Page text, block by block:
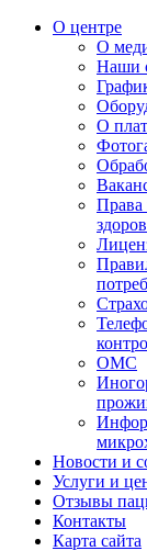
О центре
О
Наши
О
Права
ОМС
Новости и
Услуги и
Отзывы
Контакты
Карта сайта